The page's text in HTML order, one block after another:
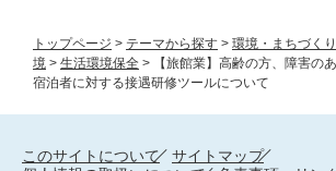
トップページ > テーマから探す > 環境・まちづく
境 > 生活環境保全 >
【旅館業】高齢の方、障害の
宿泊者に対する接遇研修ツールについて
このサイトについて
サイトマップ